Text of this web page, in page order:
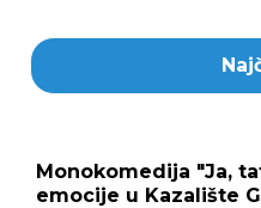
Monokomedija "Ja,
emocije u Kazalište